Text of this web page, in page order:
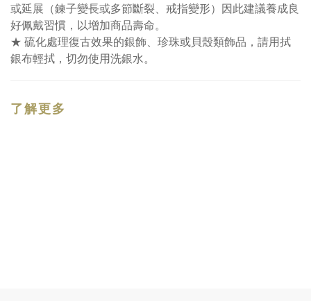
或延展（鍊子變長或多節斷裂、戒指變形）因此建議養成良
好佩戴習慣，以增加商品壽命。
★ 硫化處理復古效果的銀飾、珍珠或貝殼類飾品，請用拭
銀布輕拭，切勿使用洗銀水。
了解更多